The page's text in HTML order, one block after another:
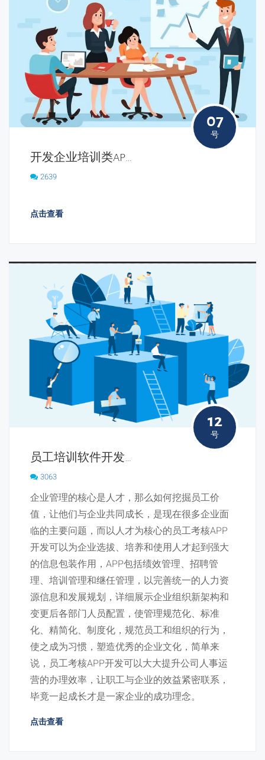
07
号
开发企业培训类APP需要具备哪些功能?
2639
点击查看
12
号
员工培训软件开发，是如何进行企业员工管理的？
3063
企业管理的核心是人才，那么如何挖掘员工价
值，让他们与企业共同成长，是现在很多企业面
临的主要问题，而以人才为核心的员工考核APP
开发可以为企业选拔、培养和使用人才起到强大
的信息包装作用，APP包括绩效管理、招聘管
理、培训管理和继任管理，以完善统一的人力资
源信息和发展规划，详细展示企业组织新架构和
变更后各部门人员配置，使管理规范化、标准
化、精简化、制度化，规范员工和组织的行为，
使之成为习惯，塑造优秀的企业文化，简单来
说，员工考核APP开发可以大大提升公司人事运
营的办理效率，让职工与企业的效益紧密联系，
毕竟一起成长才是一家企业的成功理念。
点击查看